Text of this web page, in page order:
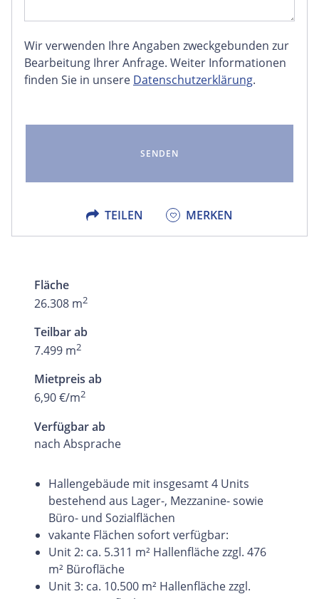
Wir verwenden Ihre Angaben zweckgebunden zur
Bearbeitung Ihrer Anfrage. Weiter Informationen
finden Sie in unsere Datenschutzerklärung.
TEILEN
FACEBOOK
X
MERKEN
Fläche
26.308 m2
Teilbar ab
7.499 m2
Mietpreis ab
6,90 €/m2
Verfügbar ab
nach Absprache
Hallengebäude mit insgesamt 4 Units
bestehend aus Lager-, Mezzanine- sowie
Büro- und Sozialflächen
vakante Flächen sofort verfügbar:
Unit 2: ca. 5.311 m² Hallenfläche zzgl. 476
m² Bürofläche
Unit 3: ca. 10.500 m² Hallenfläche zzgl.